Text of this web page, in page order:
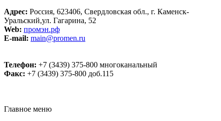
Адрес: Россия, 623406, Свердловская обл., г. Каменск-
Уральский,ул. Гагарина, 52
Web: промэн.рф
E-mail: main@promen.ru
Телефон: +7 (3439) 375-800 многоканальный
Факс: +7 (3439) 375-800 доб.115
Главное меню